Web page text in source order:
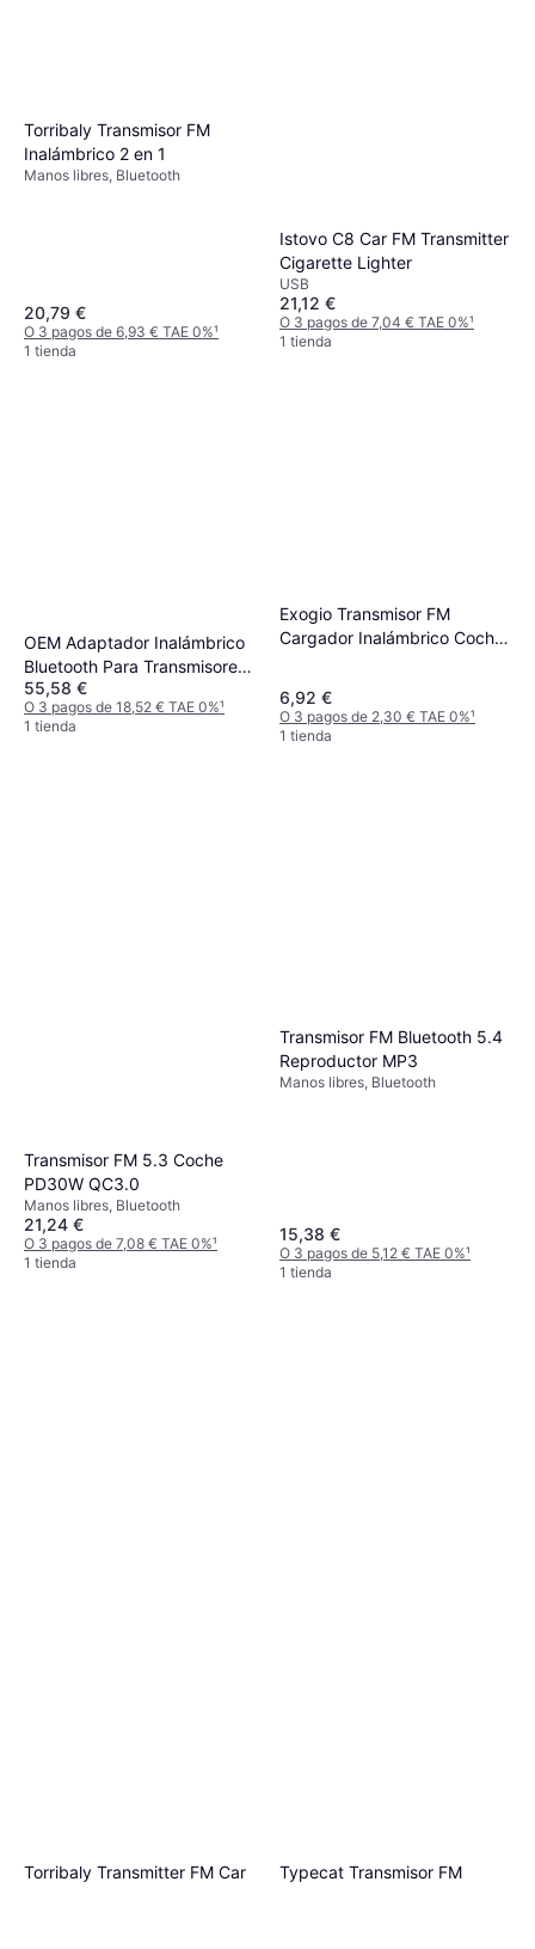
Torribaly Transmisor FM
Inalámbrico 2 en 1
Manos libres, Bluetooth
20,79 €
O 3 pagos de 6,93 € TAE 0%¹
1 tienda
Istovo C8 Car FM Transmitter
Cigarette Lighter
USB
21,12 €
O 3 pagos de 7,04 € TAE 0%¹
1 tienda
OEM Adaptador Inalámbrico
Bluetooth Para Transmisores
Fm
55,58 €
O 3 pagos de 18,52 € TAE 0%¹
1 tienda
Exogio Transmisor FM
Cargador Inalámbrico Coche
6,92 €
O 3 pagos de 2,30 € TAE 0%¹
1 tienda
Transmisor FM 5.3 Coche
PD30W QC3.0
Manos libres, Bluetooth
21,24 €
O 3 pagos de 7,08 € TAE 0%¹
1 tienda
Transmisor FM Bluetooth 5.4
Reproductor MP3
Manos libres, Bluetooth
15,38 €
O 3 pagos de 5,12 € TAE 0%¹
1 tienda
Torribaly Transmitter FM Car
Typecat Transmisor FM